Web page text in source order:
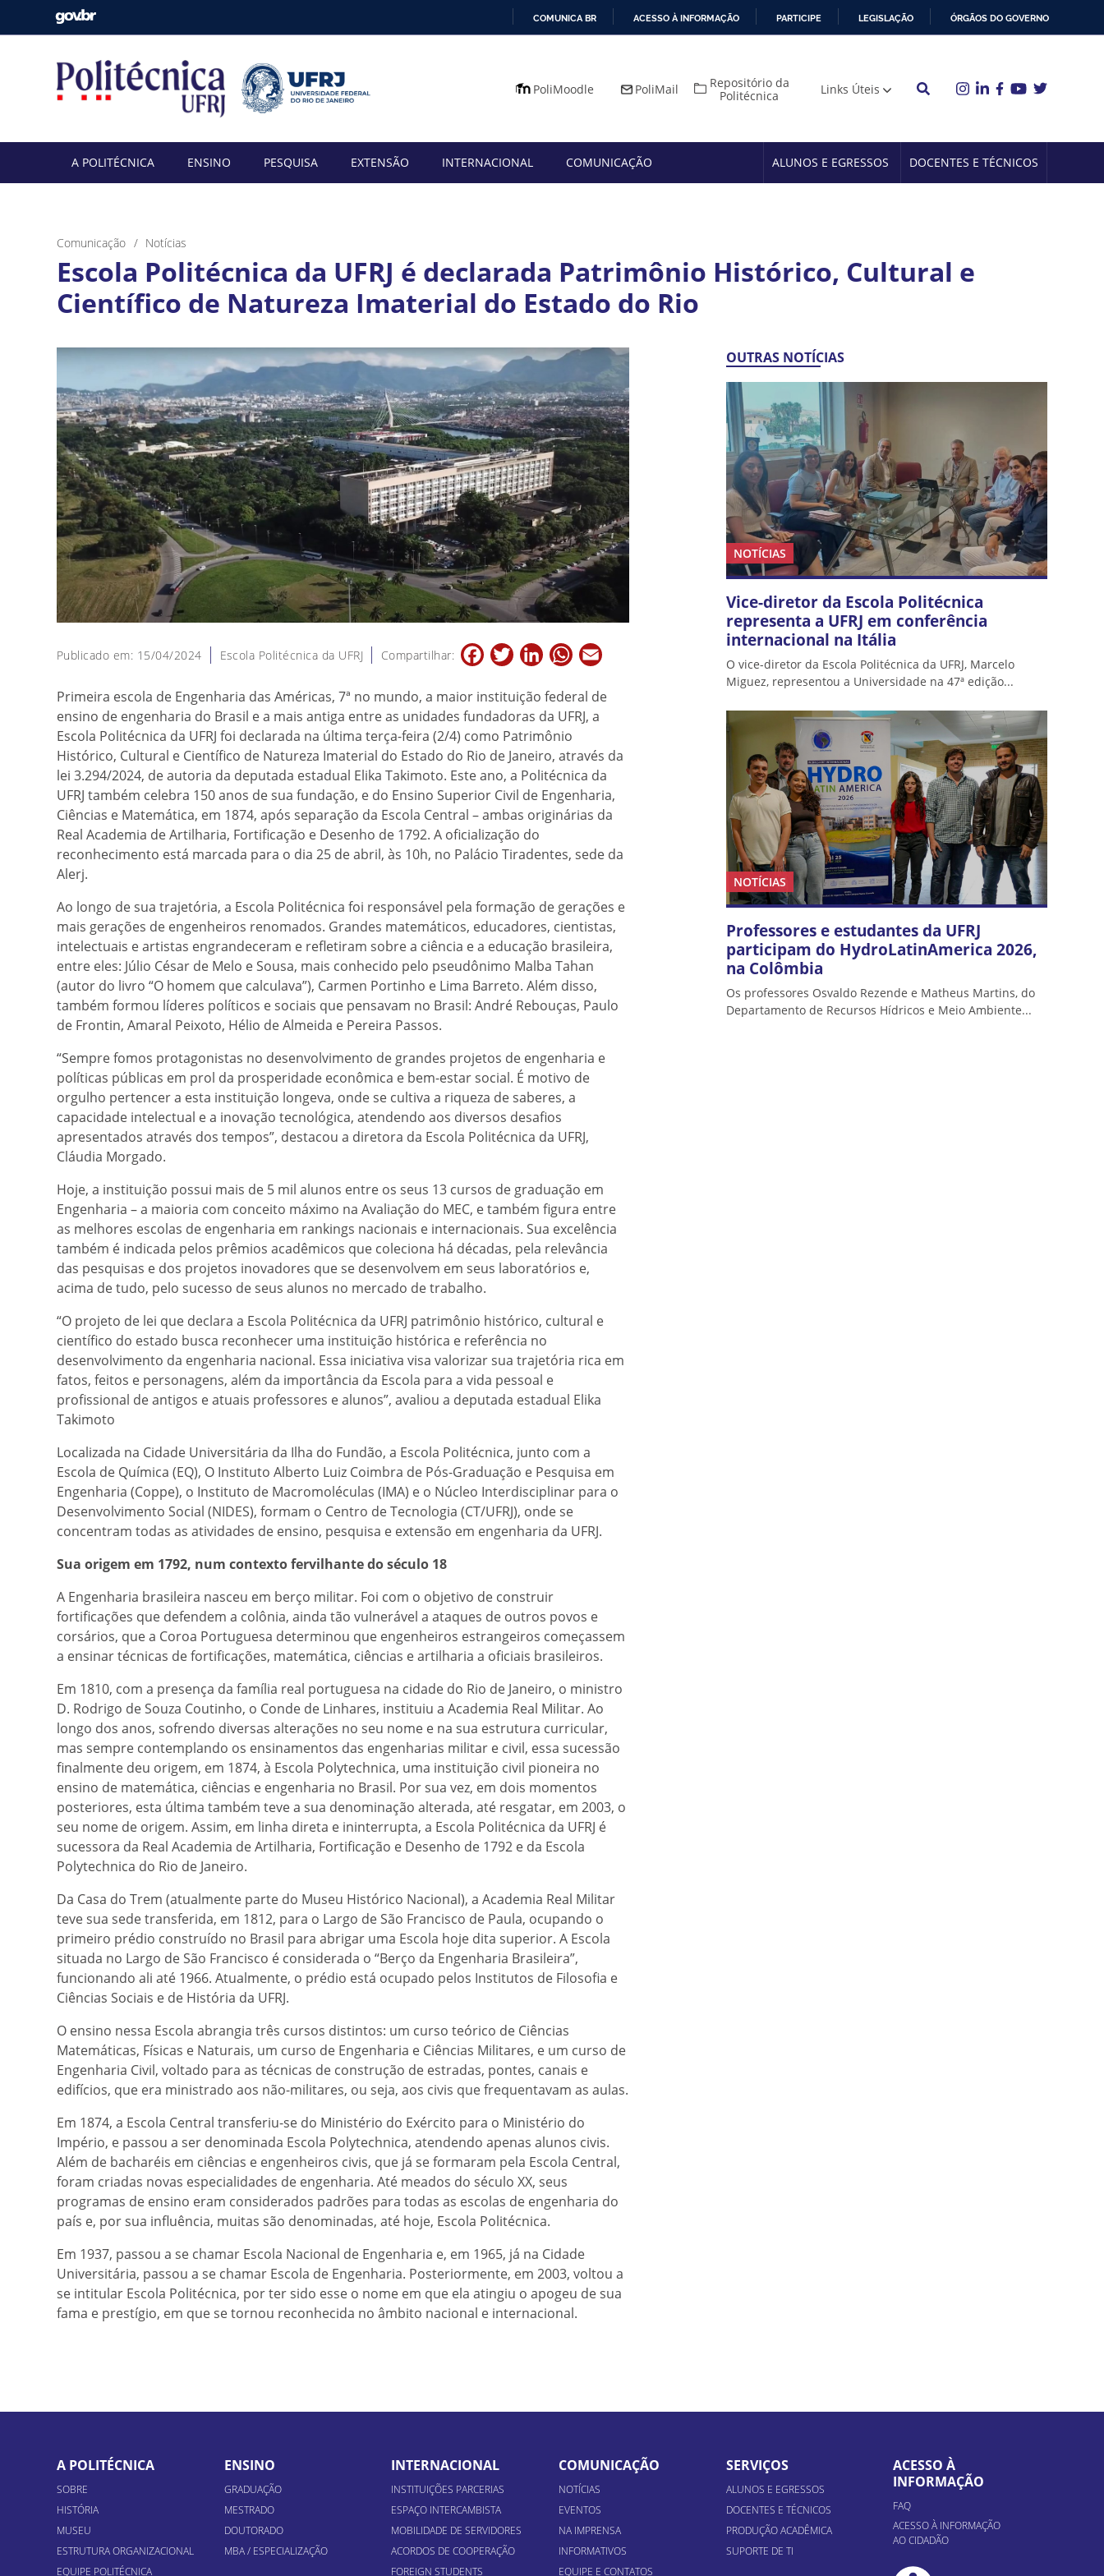
O
COMUNICA BR ACESSO À INFORMAÇÃO PARTICIPE LEGISLAÇÃO ÓRGÃOS DO GOVERNO
PoliMoodle PoliMail
Repositório da
Politécnica
Links Úteis
A POLITÉCNICA ENSINO PESQUISA EXTENSÃO INTERNACIONAL COMUNICAÇÃO ALUNOS E EGRESSOS DOCENTES E TÉCNICOS
Comunicação Notícias
Escola Politécnica da UFRJ é declarada Patrimônio Histórico, Cultural e
Científico de Natureza Imaterial do Estado do Rio
Publicado em: 15/04/2024 Escola Politécnica da UFRJ Compartilhar: FacebookTwitterLinkedInWhatsApp
Primeira escola de Engenharia das Américas, 7ª no mundo, a maior instituição federal de
ensino de engenharia do Brasil e a mais antiga entre as unidades fundadoras da UFRJ, a
Escola Politécnica da UFRJ foi declarada na última terça-feira (2/4) como Patrimônio
Histórico, Cultural e Científico de Natureza Imaterial do Estado do Rio de Janeiro, através da
lei 3.294/2024, de autoria da deputada estadual Elika Takimoto. Este ano, a Politécnica da
UFRJ também celebra 150 anos de sua fundação, e do Ensino Superior Civil de Engenharia,
Ciências e Matemática, em 1874, após separação da Escola Central – ambas originárias da
Real Academia de Artilharia, Fortificação e Desenho de 1792. A oficialização do
reconhecimento está marcada para o dia 25 de abril, às 10h, no Palácio Tiradentes, sede da
Alerj.
Ao longo de sua trajetória, a Escola Politécnica foi responsável pela formação de gerações e
mais gerações de engenheiros renomados. Grandes matemáticos, educadores, cientistas,
intelectuais e artistas engrandeceram e refletiram sobre a ciência e a educação brasileira,
entre eles: Júlio César de Melo e Sousa, mais conhecido pelo pseudônimo Malba Tahan
(autor do livro “O homem que calculava”), Carmen Portinho e Lima Barreto. Além disso,
também formou líderes políticos e sociais que pensavam no Brasil: André Rebouças, Paulo
de Frontin, Amaral Peixoto, Hélio de Almeida e Pereira Passos.
“Sempre fomos protagonistas no desenvolvimento de grandes projetos de engenharia e
políticas públicas em prol da prosperidade econômica e bem-estar social. É motivo de
orgulho pertencer a esta instituição longeva, onde se cultiva a riqueza de saberes, a
capacidade intelectual e a inovação tecnológica, atendendo aos diversos desafios
apresentados através dos tempos”, destacou a diretora da Escola Politécnica da UFRJ,
Cláudia Morgado.
Hoje, a instituição possui mais de 5 mil alunos entre os seus 13 cursos de graduação em
Engenharia – a maioria com conceito máximo na Avaliação do MEC, e também figura entre
as melhores escolas de engenharia em rankings nacionais e internacionais. Sua excelência
também é indicada pelos prêmios acadêmicos que coleciona há décadas, pela relevância
das pesquisas e dos projetos inovadores que se desenvolvem em seus laboratórios e,
acima de tudo, pelo sucesso de seus alunos no mercado de trabalho.
“O projeto de lei que declara a Escola Politécnica da UFRJ patrimônio histórico, cultural e
científico do estado busca reconhecer uma instituição histórica e referência no
desenvolvimento da engenharia nacional. Essa iniciativa visa valorizar sua trajetória rica em
fatos, feitos e personagens, além da importância da Escola para a vida pessoal e
profissional de antigos e atuais professores e alunos”, avaliou a deputada estadual Elika
Takimoto
Localizada na Cidade Universitária da Ilha do Fundão, a Escola Politécnica, junto com a
Escola de Química (EQ), O Instituto Alberto Luiz Coimbra de Pós-Graduação e Pesquisa em
Engenharia (Coppe), o Instituto de Macromoléculas (IMA) e o Núcleo Interdisciplinar para o
Desenvolvimento Social (NIDES), formam o Centro de Tecnologia (CT/UFRJ), onde se
concentram todas as atividades de ensino, pesquisa e extensão em engenharia da UFRJ.
Sua origem em 1792, num contexto fervilhante do século 18
A Engenharia brasileira nasceu em berço militar. Foi com o objetivo de construir
fortificações que defendem a colônia, ainda tão vulnerável a ataques de outros povos e
corsários, que a Coroa Portuguesa determinou que engenheiros estrangeiros começassem
a ensinar técnicas de fortificações, matemática, ciências e artilharia a oficiais brasileiros.
Em 1810, com a presença da família real portuguesa na cidade do Rio de Janeiro, o ministro
D. Rodrigo de Souza Coutinho, o Conde de Linhares, instituiu a Academia Real Militar. Ao
longo dos anos, sofrendo diversas alterações no seu nome e na sua estrutura curricular,
mas sempre contemplando os ensinamentos das engenharias militar e civil, essa sucessão
finalmente deu origem, em 1874, à Escola Polytechnica, uma instituição civil pioneira no
ensino de matemática, ciências e engenharia no Brasil. Por sua vez, em dois momentos
posteriores, esta última também teve a sua denominação alterada, até resgatar, em 2003, o
seu nome de origem. Assim, em linha direta e ininterrupta, a Escola Politécnica da UFRJ é
sucessora da Real Academia de Artilharia, Fortificação e Desenho de 1792 e da Escola
Polytechnica do Rio de Janeiro.
Da Casa do Trem (atualmente parte do Museu Histórico Nacional), a Academia Real Militar
teve sua sede transferida, em 1812, para o Largo de São Francisco de Paula, ocupando o
primeiro prédio construído no Brasil para abrigar uma Escola hoje dita superior. A Escola
situada no Largo de São Francisco é considerada o “Berço da Engenharia Brasileira”,
funcionando ali até 1966. Atualmente, o prédio está ocupado pelos Institutos de Filosofia e
Ciências Sociais e de História da UFRJ.
O ensino nessa Escola abrangia três cursos distintos: um curso teórico de Ciências
Matemáticas, Físicas e Naturais, um curso de Engenharia e Ciências Militares, e um curso de
Engenharia Civil, voltado para as técnicas de construção de estradas, pontes, canais e
edifícios, que era ministrado aos não-militares, ou seja, aos civis que frequentavam as aulas.
Em 1874, a Escola Central transferiu-se do Ministério do Exército para o Ministério do
Império, e passou a ser denominada Escola Polytechnica, atendendo apenas alunos civis.
Além de bacharéis em ciências e engenheiros civis, que já se formaram pela Escola Central,
foram criadas novas especialidades de engenharia. Até meados do século XX, seus
programas de ensino eram considerados padrões para todas as escolas de engenharia do
país e, por sua influência, muitas são denominadas, até hoje, Escola Politécnica.
Em 1937, passou a se chamar Escola Nacional de Engenharia e, em 1965, já na Cidade
Universitária, passou a se chamar Escola de Engenharia. Posteriormente, em 2003, voltou a
se intitular Escola Politécnica, por ter sido esse o nome em que ela atingiu o apogeu de sua
fama e prestígio, em que se tornou reconhecida no âmbito nacional e internacional.
OUTRAS NOTÍCIAS
NOTÍCIAS
Vice-diretor da Escola Politécnica
representa a UFRJ em conferência
internacional na Itália
O vice-diretor da Escola Politécnica da UFRJ, Marcelo
Miguez, representou a Universidade na 47ª edição...
NOTÍCIAS
Professores e estudantes da UFRJ
participam do HydroLatinAmerica 2026,
na Colômbia
Os professores Osvaldo Rezende e Matheus Martins, do
Departamento de Recursos Hídricos e Meio Ambiente...
A POLITÉCNICA
SOBRE
HISTÓRIA
MUSEU
ESTRUTURA ORGANIZACIONAL
EQUIPE POLITÉCNICA
ENSINO
GRADUAÇÃO
MESTRADO
DOUTORADO
MBA / ESPECIALIZAÇÃO
INTERNACIONAL
INSTITUIÇÕES PARCERIAS
ESPAÇO INTERCAMBISTA
MOBILIDADE DE SERVIDORES
ACORDOS DE COOPERAÇÃO
FOREIGN STUDENTS
COMUNICAÇÃO
NOTÍCIAS
EVENTOS
NA IMPRENSA
INFORMATIVOS
EQUIPE E CONTATOS
SERVIÇOS
ALUNOS E EGRESSOS
DOCENTES E TÉCNICOS
PRODUÇÃO ACADÊMICA
SUPORTE DE TI
ACESSO À
INFORMAÇÃO
FAQ
ACESSO À INFORMAÇÃO
AO CIDADÃO